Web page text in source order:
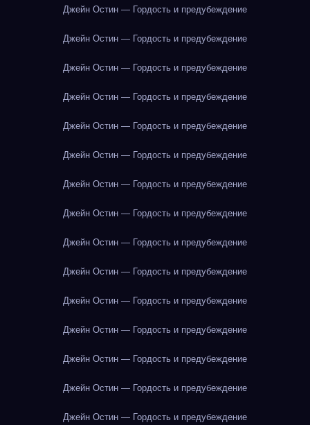
Джейн Остин — Гордость и предубеждение
Джейн Остин — Гордость и предубеждение
Джейн Остин — Гордость и предубеждение
Джейн Остин — Гордость и предубеждение
Джейн Остин — Гордость и предубеждение
Джейн Остин — Гордость и предубеждение
Джейн Остин — Гордость и предубеждение
Джейн Остин — Гордость и предубеждение
Джейн Остин — Гордость и предубеждение
Джейн Остин — Гордость и предубеждение
Джейн Остин — Гордость и предубеждение
Джейн Остин — Гордость и предубеждение
Джейн Остин — Гордость и предубеждение
Джейн Остин — Гордость и предубеждение
Джейн Остин — Гордость и предубеждение